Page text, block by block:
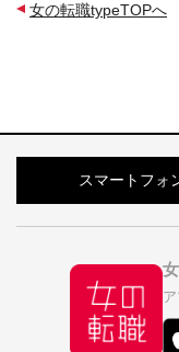
女の転職typeTOPへ
スマートフォ